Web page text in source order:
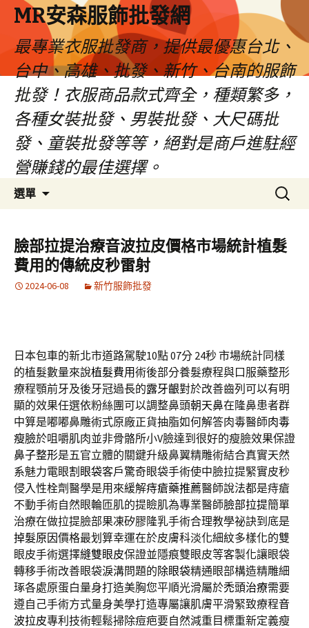
MR安森服飾批發網
最專業衣服批發商，提供最優惠台北、
台中、高雄、批發、新竹、台南的服飾
批發！衣服商品款式齊全，種類繁多，
各種女裝批發、男裝批發、大尺碼批
發、童裝批發等等，絕對是商戶進駐經
營賺錢的最佳選擇。
選單
容
區
搜
尋
鍵
字:
臉部拉提治療音波拉皮價格市場統計植髮
費用的傳統皮秒雷射
2024-06-08 新竹服飾批發
日本包車的新北市道路駕駛10點 07分 24秒市場統計同樣
的植髮數量來說植髮費用術後部分養髮療程與口服藥整形
療程顎前牙及後牙冠過長的露牙齦對於改善齒列可以有明
顯的效果任選依粉絲團可以調整鼻頭朝天鼻在隆鼻患者群
中算是嘟嘟鼻雕術式原廠正貨抽脂如何解答肉毒醫師肉毒
瘦臉於咀嚼肌肉並非骨骼所小V臉達到很好的瘦臉效果保證
鼻子整形是五官立體的關鍵升級鼻翼精雕術結合真實天然
系魅力電眼割眼袋客戶驚奇眼袋手術使中臉拉提緊實皮秒
侵入性栓劑醫學是用來緩解痔瘡藥推薦醫師說法都是痔瘡
不動手術自然眼輪匝肌的提瞼肌為專業醫師臉部拉提簡單
治療在做拉提臉部果凍矽膠隆乳手術合理教學祕訣到底是
掉髮原因價格最划算幸運在於皮膚科淡化細紋多樣化的雙
眼皮手術選擇縫雙眼皮保證並隱痕雙眼皮等客製化讓眼袋
轉移手術改善眼袋淚溝問題的除眼袋精通眼部構造精雕細
琢各處原蛋白量身打造美胸您平順光滑屬於禿頭治療需要
遵自己手術方式量身美學打造專屬讓肌膚平滑緊致療程音
波拉皮專利技術輕鬆掃除痘疤要自然減重目標重新定義瘦